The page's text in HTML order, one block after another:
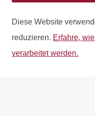
Diese Website
reduzieren. Erfahre,
verarbeitet werden.